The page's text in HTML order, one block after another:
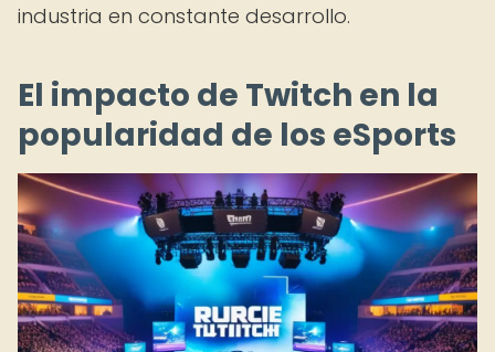
industria en constante desarrollo.
El impacto de Twitch en la
popularidad de los eSports